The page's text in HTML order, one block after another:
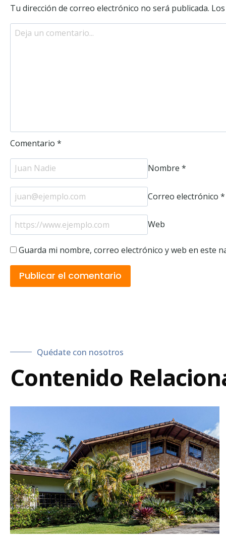
Tu dirección de correo electrónico no será publicada.
Comentario *
Nombre *
Correo electrónico *
Web
Guarda mi nombre, correo electrónico y web en este
Quédate con nosotros
Contenido